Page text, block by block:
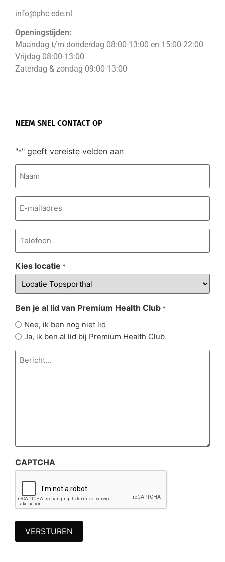
info@phc-ede.nl
Openingstijden:
Maandag t/m donderdag 08:00-13:00 en 15:00-22:00
Vrijdag 08:00-13:00
Zaterdag & zondag 09:00-13:00
NEEM SNEL CONTACT OP
"*" geeft vereiste velden aan
Naam
E-
mailadres
Telefoonnummer
*
Kies locatie *
Ben je al lid van Premium Health Club *
Nee, ik ben nog niet lid
Ja, ik ben al lid bij Premium Health Club
Bericht...
CAPTCHA